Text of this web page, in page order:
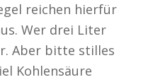
reichen hierfür
Wer drei Liter
Aber bitte stilles
Kohlensäure